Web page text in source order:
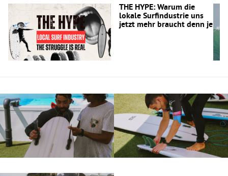
THE HYPE: Warum die
lokale Surfindustrie uns
jetzt mehr braucht denn je